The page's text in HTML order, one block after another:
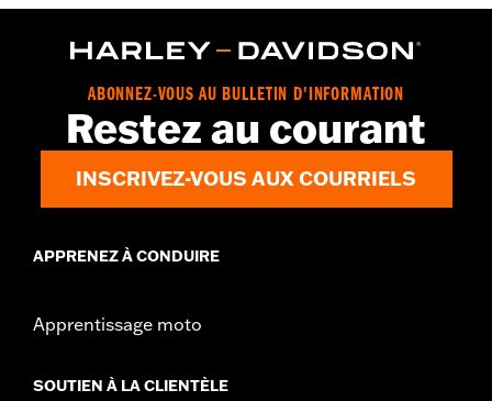
ABONNEZ-VOUS AU BULLETIN D'INFORMATION
Restez au courant
INSCRIVEZ-VOUS AUX COURRIELS
APPRENEZ À CONDUIRE
Apprentissage moto
SOUTIEN À LA CLIENTÈLE